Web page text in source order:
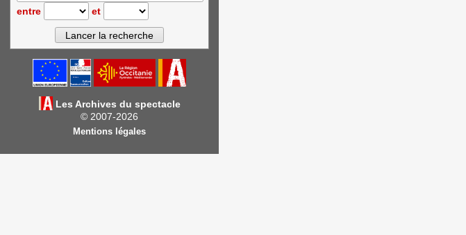
entre et
Les Archives du spectacle
© 2007-2026
Mentions légales